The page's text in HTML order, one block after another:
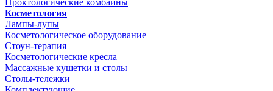
Проктологические комбайны
Косметология
Лампы-лупы
Косметологическое оборудование
Стоун-терапия
Косметологические кресла
Массажные кушетки и столы
Столы-тележки